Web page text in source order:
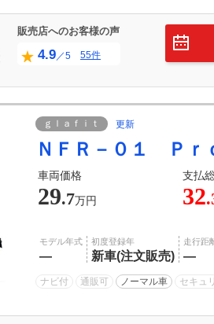
販売店へのお客様の声
4.9／5 55件
ｇｌａｆｉｔ 更新
ＮＦＲ－０１ Ｐ
車両価格 支払
29.7万円 32
モデル年式
―
初度登録年
新車(注文販売)
走行距
―
ナビ付 通販可 ノーマル車 セキュ